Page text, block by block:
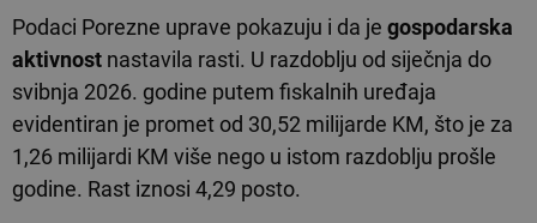
Podaci Porezne uprave pokazuju i da je gospodarska
aktivnost nastavila rasti. U razdoblju od siječnja do
svibnja 2026. godine putem fiskalnih uređaja
evidentiran je promet od 30,52 milijarde KM, što je za
1,26 milijardi KM više nego u istom razdoblju prošle
godine. Rast iznosi 4,29 posto.